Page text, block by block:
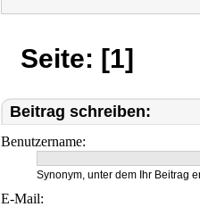
Seite: [1]
Beitrag schreiben:
Benutzername:
Synonym, unter dem Ihr Beitrag
E-Mail: